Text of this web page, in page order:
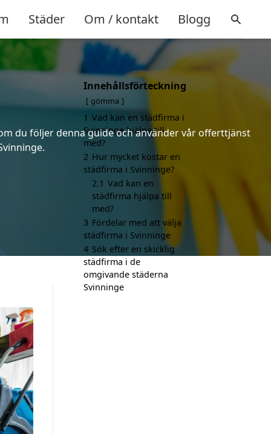
Städer Om / kontakt Blogg
du följer denna guide och använder vår offerttjänst
Innehållsförteckning
gömma
1 Vad kan en städfirma i
Svinninge hjälpa till
med?
2 Hur mycket kostar en
städfirma i Svinninge?
2.1 Vad kan en
städfirma hjälpa till
med?
3 Fördelar med att välja
städfirma i Svinninge
4 Sök efter en skicklig
städfirma i de
omgivande städerna
Svinninge